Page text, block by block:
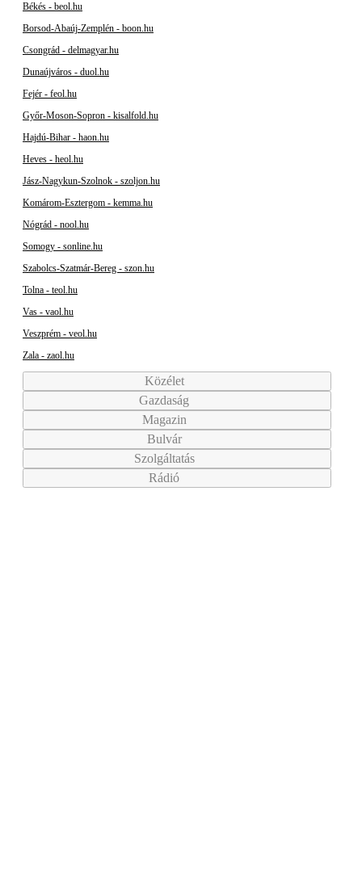
Békés - beol.hu
Borsod-Abaúj-Zemplén - boon.hu
Csongrád - delmagyar.hu
Dunaújváros - duol.hu
Fejér - feol.hu
Győr-Moson-Sopron - kisalfold.hu
Hajdú-Bihar - haon.hu
Heves - heol.hu
Jász-Nagykun-Szolnok - szoljon.hu
Komárom-Esztergom - kemma.hu
Nógrád - nool.hu
Somogy - sonline.hu
Szabolcs-Szatmár-Bereg - szon.hu
Tolna - teol.hu
Vas - vaol.hu
Veszprém - veol.hu
Zala - zaol.hu
Közélet
Gazdaság
Magazin
Bulvár
Szolgáltatás
Rádió